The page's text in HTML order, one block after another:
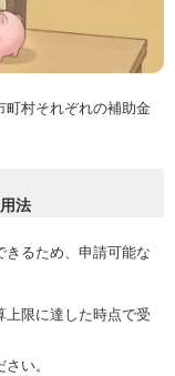
町村それぞれの補助金
法
きるため、申請可能な
上限に達した時点で受
い。